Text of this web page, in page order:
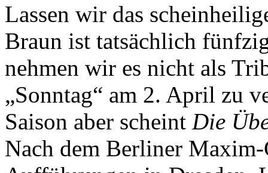
Lassen wir das
Braun ist tatsächlich
nehmen wir es nicht als
„Sonntag“ am 2. April zu
Saison aber scheint Die
Nach dem Berliner